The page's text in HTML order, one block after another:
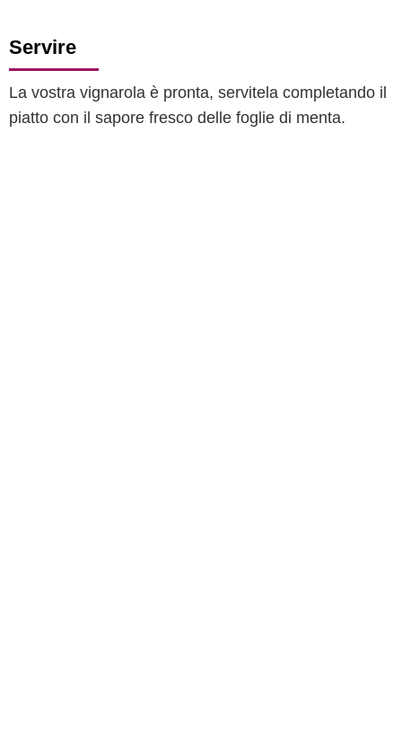
Servire
La vostra vignarola è pronta, servitela completando il
piatto con il sapore fresco delle foglie di menta.